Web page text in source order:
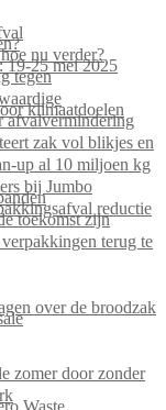
nu verder?
19-25 mei 2025
tegen
klimaatdoelen
afvalvermindering
zak vol blikjes en
up al 10 miljoen kg
bij Jumbo
reductie
toekomst zijn
terug te
over de broodzak
zomer door zonder